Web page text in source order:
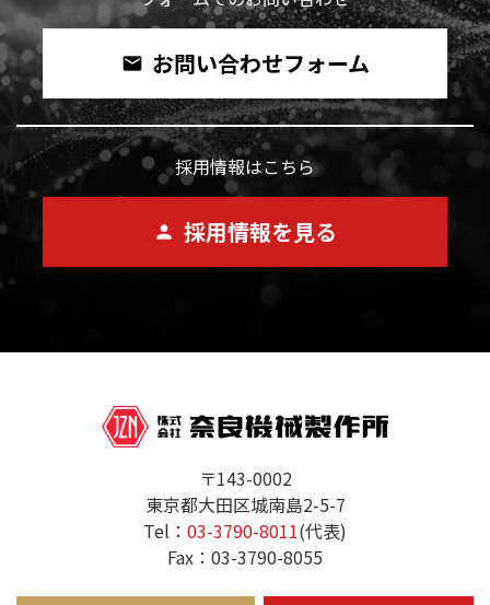
mail お問い合わせフォーム
採用情報はこちら
person 採用情報を見る
〒143-0002
東京都大田区城南島2-5-7
Tel： 03-3790-8011(代表)
Fax：03-3790-8055